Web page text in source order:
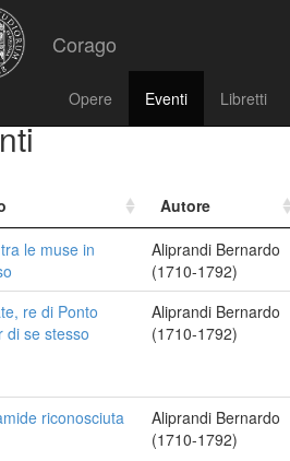
Corago
Opere Eventi Libretti
Autore
le muse in
Aliprandi Bernardo
(1710-1792)
re di Ponto
di se stesso
Aliprandi Bernardo
(1710-1792)
riconosciuta
Aliprandi Bernardo
(1710-1792)